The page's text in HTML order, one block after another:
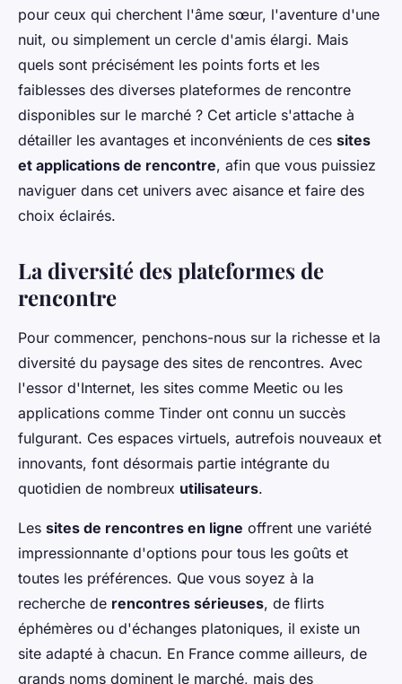
pour ceux qui cherchent l'âme sœur, l'aventure d'une
nuit, ou simplement un cercle d'amis élargi. Mais
quels sont précisément les points forts et les
faiblesses des diverses plateformes de rencontre
disponibles sur le marché ? Cet article s'attache à
détailler les avantages et inconvénients de ces sites
et applications de rencontre, afin que vous puissiez
naviguer dans cet univers avec aisance et faire des
choix éclairés.
La diversité des plateformes de
rencontre
Pour commencer, penchons-nous sur la richesse et la
diversité du paysage des sites de rencontres. Avec
l'essor d'Internet, les sites comme Meetic ou les
applications comme Tinder ont connu un succès
fulgurant. Ces espaces virtuels, autrefois nouveaux et
innovants, font désormais partie intégrante du
quotidien de nombreux utilisateurs.
Les sites de rencontres en ligne offrent une variété
impressionnante d'options pour tous les goûts et
toutes les préférences. Que vous soyez à la
recherche de rencontres sérieuses, de flirts
éphémères ou d'échanges platoniques, il existe un
site adapté à chacun. En France comme ailleurs, de
grands noms dominent le marché, mais des